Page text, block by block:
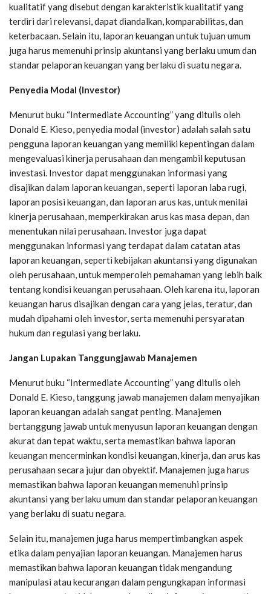
kualitatif yang disebut dengan karakteristik kualitatif yang
terdiri dari relevansi, dapat diandalkan, komparabilitas, dan
keterbacaan. Selain itu, laporan keuangan untuk tujuan umum
juga harus memenuhi prinsip akuntansi yang berlaku umum dan
standar pelaporan keuangan yang berlaku di suatu negara.
Penyedia Modal (Investor)
Menurut buku “Intermediate Accounting” yang ditulis oleh
Donald E. Kieso, penyedia modal (investor) adalah salah satu
pengguna laporan keuangan yang memiliki kepentingan dalam
mengevaluasi kinerja perusahaan dan mengambil keputusan
investasi. Investor dapat menggunakan informasi yang
disajikan dalam laporan keuangan, seperti laporan laba rugi,
laporan posisi keuangan, dan laporan arus kas, untuk menilai
kinerja perusahaan, memperkirakan arus kas masa depan, dan
menentukan nilai perusahaan. Investor juga dapat
menggunakan informasi yang terdapat dalam catatan atas
laporan keuangan, seperti kebijakan akuntansi yang digunakan
oleh perusahaan, untuk memperoleh pemahaman yang lebih baik
tentang kondisi keuangan perusahaan. Oleh karena itu, laporan
keuangan harus disajikan dengan cara yang jelas, teratur, dan
mudah dipahami oleh investor, serta memenuhi persyaratan
hukum dan regulasi yang berlaku.
Jangan Lupakan Tanggungjawab Manajemen
Menurut buku “Intermediate Accounting” yang ditulis oleh
Donald E. Kieso, tanggung jawab manajemen dalam menyajikan
laporan keuangan adalah sangat penting. Manajemen
bertanggung jawab untuk menyusun laporan keuangan dengan
akurat dan tepat waktu, serta memastikan bahwa laporan
keuangan mencerminkan kondisi keuangan, kinerja, dan arus kas
perusahaan secara jujur dan obyektif. Manajemen juga harus
memastikan bahwa laporan keuangan memenuhi prinsip
akuntansi yang berlaku umum dan standar pelaporan keuangan
yang berlaku di suatu negara.
Selain itu, manajemen juga harus mempertimbangkan aspek
etika dalam penyajian laporan keuangan. Manajemen harus
memastikan bahwa laporan keuangan tidak mengandung
manipulasi atau kecurangan dalam pengungkapan informasi